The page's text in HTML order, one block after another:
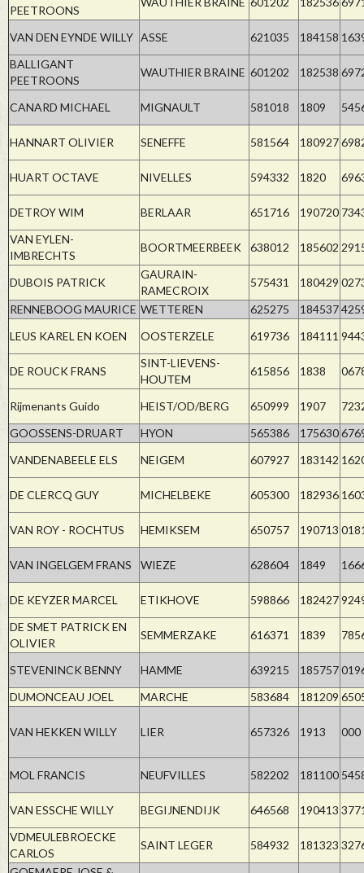
PEETROONS
VAN DEN EYNDE WILLY ASSE 621035 184158
BALLIGANT
PEETROONS
WAUTHIER BRAINE 601202 182538
CANARD MICHAEL MIGNAULT 581018 1809
HANNART OLIVIER SENEFFE 581564 180927
HUART OCTAVE NIVELLES 594332 1820
DETROY WIM BERLAAR 651716 190720
VAN EYLEN-
IMBRECHTS
BOORTMEERBEEK 638012 185602
DUBOIS PATRICK
GAURAIN-
RAMECROIX
575431 180429
RENNEBOOG MAURICE WETTEREN 625275 184537
LEUS KAREL EN KOEN
OOSTERZELE 619736 184111
DE ROUCK FRANS
SINT-LIEVENS-
HOUTEM
615856 1838
Rijmenants Guido HEIST/OD/BERG 650999 1907
GOOSSENS-DRUART
HYON 565386 175630
VANDENABEELE ELS
NEIGEM 607927 183142
DE CLERCQ GUY MICHELBEKE 605300 182936
VAN ROY - ROCHTUS HEMIKSEM 650757 190713
VAN INGELGEM FRANS WIEZE 628604 1849
DE KEYZER MARCEL ETIKHOVE 598866 182427
DE SMET PATRICK EN
OLIVIER
SEMMERZAKE 616371 1839
STEVENINCK BENNY HAMME 639215 185757
DUMONCEAU JOEL
MARCHE 583684 181209
VAN HEKKEN WILLY LIER 657326 1913 000
MOL FRANCIS NEUFVILLES 582202 181100
VAN ESSCHE WILLY BEGIJNENDIJK 646568 190413
VDMEULEBROECKE
CARLOS
SAINT LEGER 584932 181323